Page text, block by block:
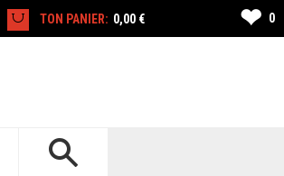
TON PANIER: 0,00 € ❤ 0